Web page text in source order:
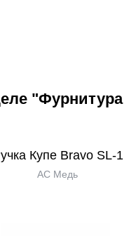
"Фурнитура
Купе Bravo SL-1
AC Медь